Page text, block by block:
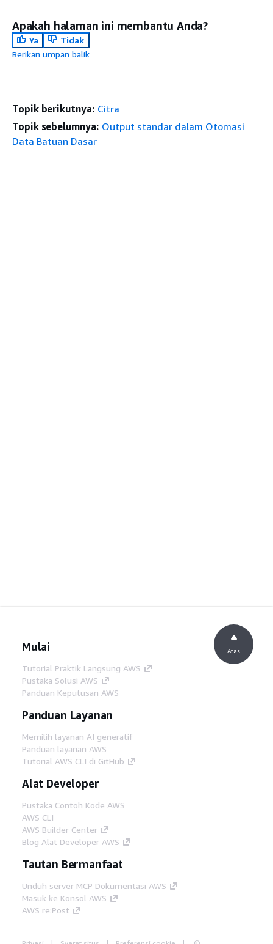
Apakah halaman ini membantu Anda?
Ya
Tidak
Berikan umpan balik
Topik berikutnya: Citra
Topik sebelumnya: Output standar dalam Otomasi
Data Batuan Dasar
Mulai
Tutorial Praktik Langsung AWS
Pustaka Solusi AWS
Panduan Keputusan AWS
Panduan Layanan
Memilih layanan AI generatif
Panduan layanan AWS
Tutorial AWS CLI di GitHub
Alat Developer
Pustaka Contoh Kode AWS
AWS CLI
AWS Builder Center
Blog Alat Developer AWS
Tautan Bermanfaat
Unduh server MCP Dokumentasi AWS
Masuk ke Konsol AWS
AWS re:Post
Atas